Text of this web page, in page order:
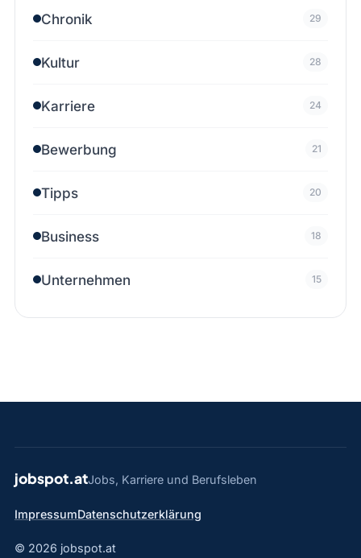
Chronik 29
Kultur 28
Karriere 24
Bewerbung 21
Tipps 20
Business 18
Unternehmen 15
jobspot.atJobs, Karriere und Berufsleben
ImpressumDatenschutzerklärung
© 2026 jobspot.at